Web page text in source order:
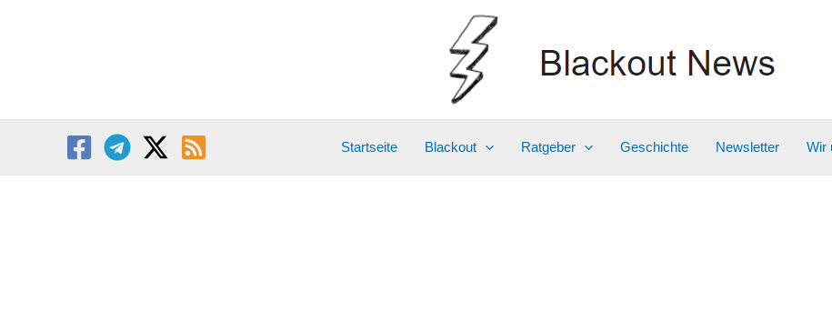
Startseite Blackout Ratgeber Geschichte Newsletter Wir